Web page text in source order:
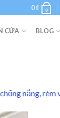
0₫ 0
CỬA BLOG
nắng, rèm